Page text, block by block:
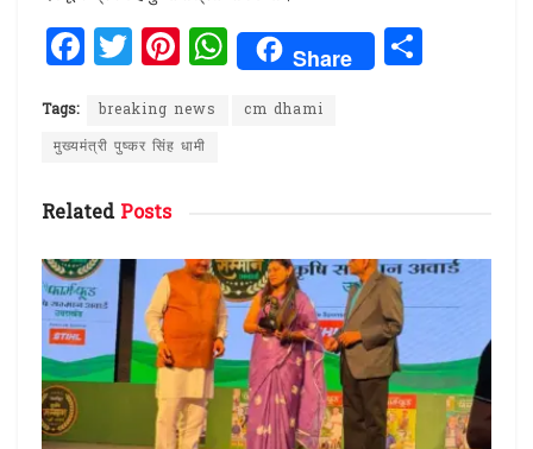
F
a
ce
b
o
o
k
T
w
it
te
r
Pi
n
te
re
W
h
at
p
Share
Tags: breaking news
cm dhami
मुख्यमंत्री पुष्कर सिंह धामी
RelatedPosts